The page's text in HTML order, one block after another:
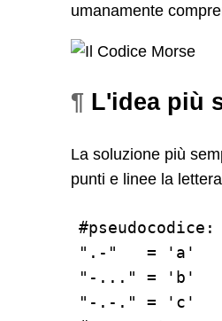
umanamente
¶ L'idea più
La soluzione più
punti e linee la
#pseudocodice:
".-"   = 'a'
"-..." = 'b'
"-.-." = 'c'